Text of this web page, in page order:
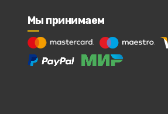
Мы принимаем